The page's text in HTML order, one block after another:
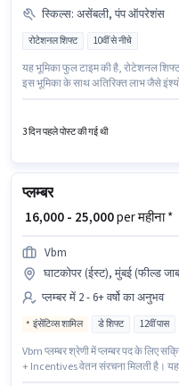
स्किल्स: असेंबली, पंप ऑपरेशंस
रोटेशनल शिफ्ट 10वीं से नीचे
यह भूमिका फुल टाइम की है, रोटेशनल
इस भूमिका के साथ अतिरिक्त लाभ जैसे
भूमिका के लिए उम्मीदवार के पास असेंबली,
3 दिन पहले पोस्ट की गई थी
प्लम्बर
₹ 16,000 - 25,000per महीना *
Vbm
घाटकोपर (ईस्ट), मुंबई (फील्ड
प्लम्बर में 2 - 6+ वर्षो का अनुभव
इंसेंटिव्स शामिल डे शिफ्ट 12वीं पास
Vbm प्लम्बर श्रेणी में प्लम्बर पद के लिए
+ Incentives वेतन संरचना मिलती है। यह